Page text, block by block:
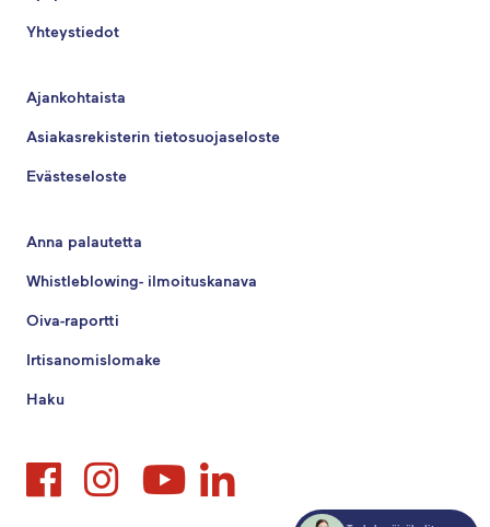
Yhteystiedot
Ajankohtaista
Asiakasrekisterin tietosuojaseloste
Evästeseloste
Anna palautetta
Whistleblowing- ilmoituskanava
Oiva-raportti
Irtisanomislomake
Haku